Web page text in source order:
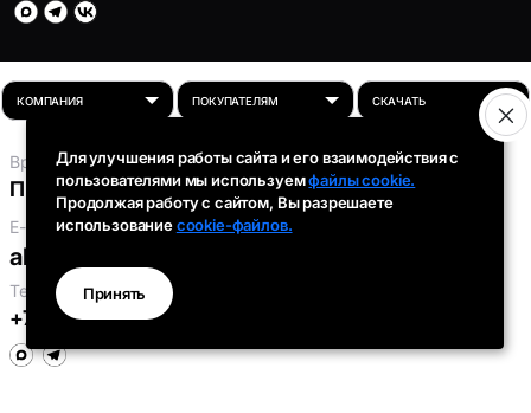
Время работы:
Пн-Пт: 8:00 - 16:30
E-mail:
absolut-tds@inbox.ru
Телефоны:
+7 (343) 301-91-93
Для улучшения работы сайта и его взаимодействия с
пользователями мы используемфайлы cookie.
Продолжая работу с сайтом, Вы разрешаете
использованиеcookie-файлов.
Принять